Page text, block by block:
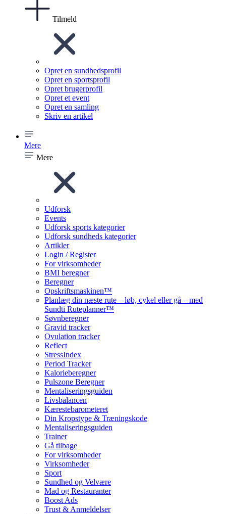
Tilmeld
Opret en sundhedsprofil
Opret en sportsprofil
Opret brugerprofil
Opret et event
Opret en samling
Skriv en artikel
Mere
Mere
Udforsk
Events
Udforsk sports kategorier
Udforsk sundheds kategorier
Artikler
Login / Register
For virksomheder
BMI beregner
Beregner
Opskriftsmaskinen™
Planlæg din næste rute – løb, cykel eller gå – med
Sundti Ruteplanner™
Søvnberegner
Gravid tracker
Ovulation tracker
Reflect
StressIndex
Period Tracker
Kalorieberegner
Pulszone Beregner
Mentaliseringsguiden
Livsbalancen
Kærestebarometeret
Din Kropstype & Træningskode
Mentaliseringsguiden
Trainer
Gå tilbage
For virksomheder
Virksomheder
Sport
Sundhed og Velvære
Mad og Restauranter
Boost Ads
Trust & Anmeldelser